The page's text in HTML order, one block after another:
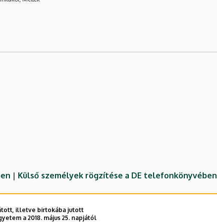
| Külső személyek rögzítése a DE telefonkönyvében
illetve birtokába jutott
a 2018. május 25. napjától